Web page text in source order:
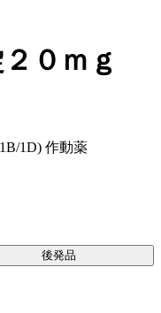
０ｍｇ
1D) 作動薬
後発品